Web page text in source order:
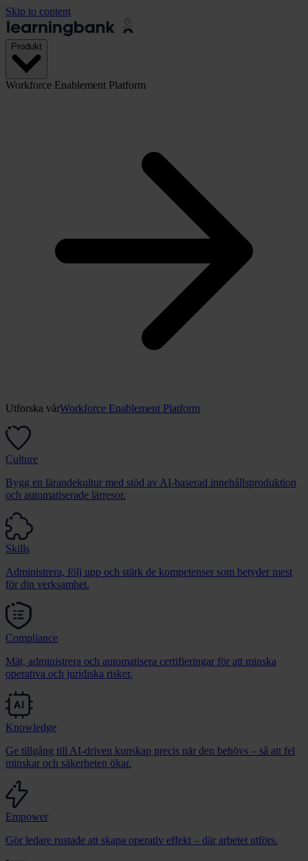
Skip to content
Produkt
Workforce Enablement Platform
Utforska vårWorkforce Enablement Platform
Culture
Bygg en lärandekultur med stöd av AI-baserad innehållsproduktion
och automatiserade lärresor.
Skills
Administrera, följ upp och stärk de kompetenser som betyder mest
för din verksamhet.
Compliance
Mät, administrera och automatisera certifieringar för att minska
operativa och juridiska risker.
Knowledge
Ge tillgång till AI-driven kunskap precis när den behövs – så att fel
minskar och säkerheten ökar.
Empower
Gör ledare rustade att skapa operativ effekt – där arbetet utförs.